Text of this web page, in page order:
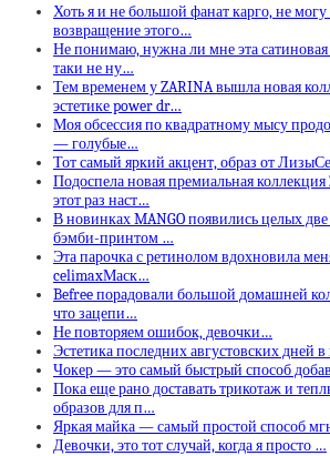
Хоть я и не большой фанат карго, не
возвращение этого…
Не понимаю, нужна ли мне эта сатиновая
таки не ну…
Тем временем у ZARINA вышла новая
эстетике power dr…
Моя обсессия по квадратному мысу
— голубые…
Тот самый яркий акцент, образ от
Подоспела новая премиальная
этот раз наст…
В новинках MANGO появились целых
бэмби-принтом …
Эта парочка с ретинолом вдохновила
celimaxМаск…
Befree порадовали большой домашней
что зацепи…
Не повторяем ошибок, девочки…
Эстетика последних августовских дней
Чокер — это самый быстрый способ
Пока еще рано доставать трикотаж и
образов для п…
Яркая майка — самый простой способ
Девочки, это тот случай, когда я просто …